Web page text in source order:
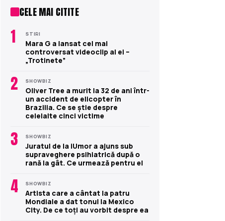
CELE MAI CITITE
1 STIRI
Mara G a lansat cel mai
controversat videoclip al ei –
„Trotinete”
2 SHOWBIZ
Oliver Tree a murit la 32 de ani într-
un accident de elicopter în
Brazilia. Ce se știe despre
celelalte cinci victime
3 SHOWBIZ
Juratul de la iUmor a ajuns sub
supraveghere psihiatrică după o
rană la gât. Ce urmează pentru el
4 SHOWBIZ
Artista care a cântat la patru
Mondiale a dat tonul la Mexico
City. De ce toți au vorbit despre ea